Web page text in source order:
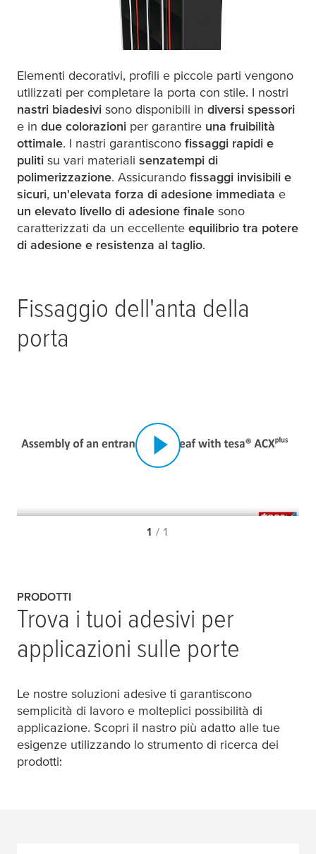
Elementi decorativi, profili e piccole parti vengono
utilizzati per completare la porta con stile. I nostri
nastri biadesivi sono disponibili in diversi spessori
e in due colorazioni per garantire una fruibilità
ottimale. I nastri garantiscono fissaggi rapidi e
puliti su vari materiali senzatempi di
polimerizzazione. Assicurando fissaggi invisibili e
sicuri, un'elevata forza di adesione immediata e
un elevato livello di adesione finale sono
caratterizzati da un eccellente equilibrio tra potere
di adesione e resistenza al taglio.
Fissaggio dell'anta della
porta
1 / 1
PRODOTTI
Trova i tuoi adesivi per
applicazioni sulle porte
Le nostre soluzioni adesive ti garantiscono
semplicità di lavoro e molteplici possibilità di
applicazione. Scopri il nastro più adatto alle tue
esigenze utilizzando lo strumento di ricerca dei
prodotti: